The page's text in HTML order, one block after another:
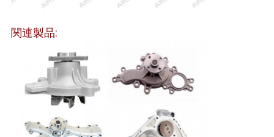
地
関連製品: